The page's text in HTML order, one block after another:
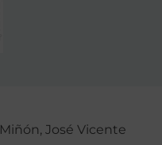
Miñón, José Vicente